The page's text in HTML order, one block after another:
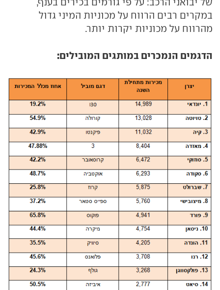
במקרים רבים הרווח על מכוניות המיני גדול
מהרווח על מכוניות יקרות יותר.
הדגמים הנמכרים במותגים המובילים: